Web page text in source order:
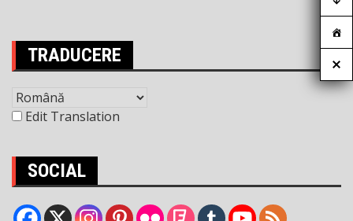
TRADUCERE
Edit Translation
SOCIAL